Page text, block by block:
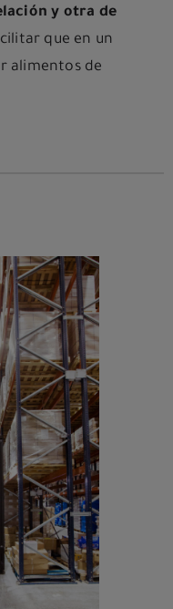
y otra de
que en un
alimentos de